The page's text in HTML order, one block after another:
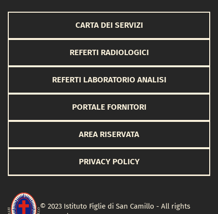
CARTA DEI SERVIZI
REFERTI RADIOLOGICI
REFERTI LABORATORIO ANALISI
PORTALE FORNITORI
AREA RISERVATA
PRIVACY POLICY
© 2023 Istituto Figlie di San Camillo - All rights